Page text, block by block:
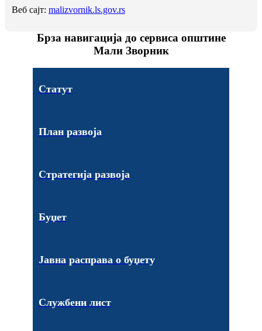
Веб сајт: malizvornik.ls.gov.rs
Брза навигација до сервиса општине
Мали Зворник
Статут
План развоја
Стратегија развоја
Буџет
Јавна расправа о буџету
Службени лист